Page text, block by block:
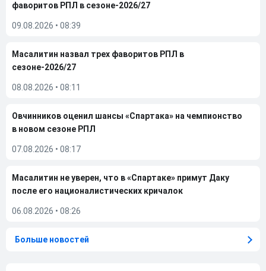
фаворитов РПЛ в сезоне-2026/27
09.08.2026 • 08:39
Масалитин назвал трех фаворитов РПЛ в
сезоне-2026/27
08.08.2026 • 08:11
Овчинников оценил шансы «Спартака» на чемпионство
в новом сезоне РПЛ
07.08.2026 • 08:17
Масалитин не уверен, что в «Спартаке» примут Даку
после его националистических кричалок
06.08.2026 • 08:26
Больше новостей